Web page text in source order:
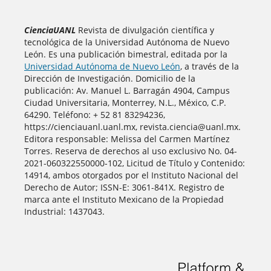
CienciaUANLRevista de divulgación científica y
tecnológica de la Universidad Autónoma de Nuevo
León. Es una publicación bimestral, editada por la
Universidad Autónoma de Nuevo León, a través de la
Dirección de Investigación. Domicilio de la
publicación: Av. Manuel L. Barragán 4904, Campus
Ciudad Universitaria, Monterrey, N.L., México, C.P.
64290. Teléfono: + 52 81 83294236,
https://cienciauanl.uanl.mx, revista.ciencia@uanl.mx.
Editora responsable: Melissa del Carmen Martínez
Torres. Reserva de derechos al uso exclusivo No. 04-
2021-060322550000-102, Licitud de Título y Contenido:
14914, ambos otorgados por el Instituto Nacional del
Derecho de Autor; ISSN-E: 3061-841X. Registro de
marca ante el Instituto Mexicano de la Propiedad
Industrial: 1437043.